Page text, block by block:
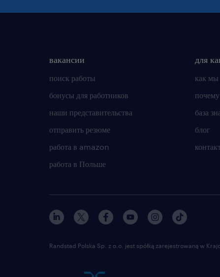
вакансии
поиск работы
бонусы для работников
наши представительства
отправить резюме
работа в amazon
работа в Польше
для
как мы
база
блог
Randstad Polska Sp. z o.o. jest spółką zarejestrowaną w